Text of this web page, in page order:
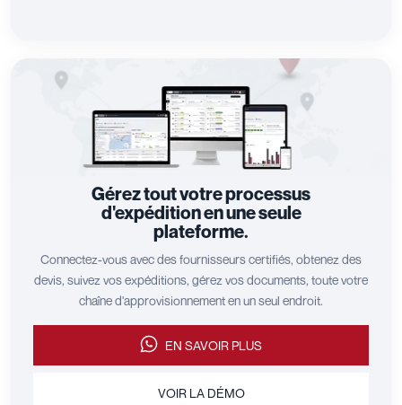
Gérez tout votre processus
d'expédition en une seule
plateforme.
Connectez-vous avec des fournisseurs certifiés, obtenez des
devis, suivez vos expéditions, gérez vos documents, toute votre
chaîne d'approvisionnement en un seul endroit.
EN SAVOIR PLUS
VOIR LA DÉMO